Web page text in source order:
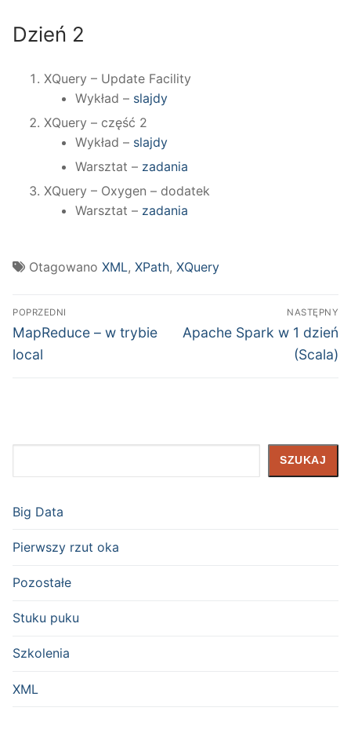
Dzień 2
XQuery – Update Facility
Wykład – slajdy
XQuery – część 2
Wykład – slajdy
Warsztat – zadania
XQuery – Oxygen – dodatek
Warsztat – zadania
Otagowano XML, XPath, XQuery
Nawigacja
wpisu
POPRZEDNI
Poprzedni
wpis:
MapReduce – w trybie
local
NASTĘPNY
Następny
Apache Spark w 1 dzień
(Scala)
SZUKAJ
Big Data
Pierwszy rzut oka
Pozostałe
Stuku puku
Szkolenia
XML